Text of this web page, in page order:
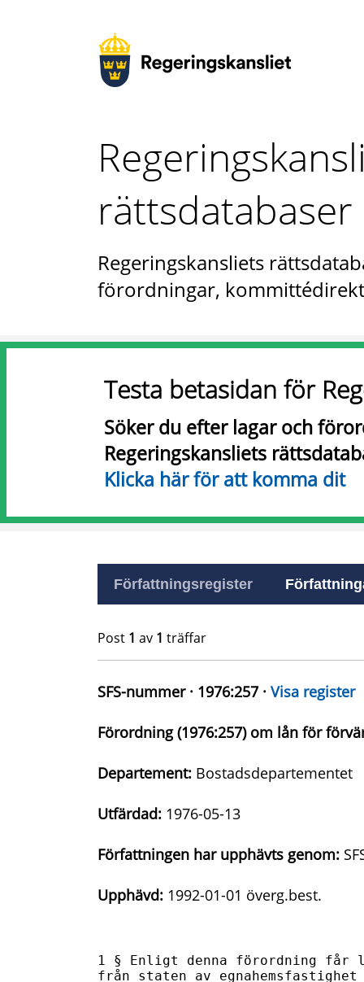
rättsdatabaser
Regeringskansliets
förordningar,
Testa betasidan för
Söker du efter lagar och
Regeringskansliets
Klicka här för att komma dit
Författningsregister
Post 1 av 1 träffar
SFS-nummer · 1976:257 · Visa register
Förordning (1976:257) om lån för
Departement: Bostadsdepartementet
Utfärdad: 1976-05-13
Författningen har upphävts genom:
Upphävd: 1992-01-01 överg.best.
1 § Enligt denna förordning får
från staten av egnahemsfastighet